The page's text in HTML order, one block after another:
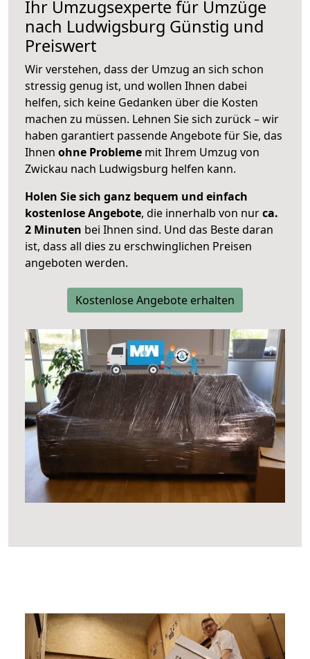
Ihr Umzugsexperte für Umzüge
nach Ludwigsburg Günstig und
Preiswert
Wir verstehen, dass der Umzug an sich schon
stressig genug ist, und wollen Ihnen dabei
helfen, sich keine Gedanken über die Kosten
machen zu müssen. Lehnen Sie sich zurück – wir
haben garantiert passende Angebote für Sie, das
Ihnen ohne Probleme mit Ihrem Umzug von
Zwickau nach Ludwigsburg helfen kann.
Holen Sie sich ganz bequem und einfach
kostenlose Angebote, die innerhalb von nurca.
2 Minuten bei Ihnen sind. Und das Beste daran
ist, dass all dies zu erschwinglichen Preisen
angeboten werden.
Kostenlose Angebote erhalten